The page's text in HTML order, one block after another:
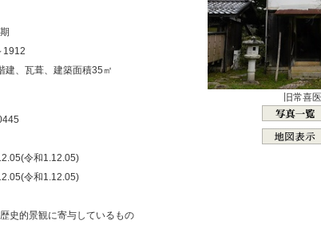
1912
建、瓦葺、建築面積35㎡
令和1.12.05)
令和1.12.05)
史的景観に寄与しているもの
旧常喜